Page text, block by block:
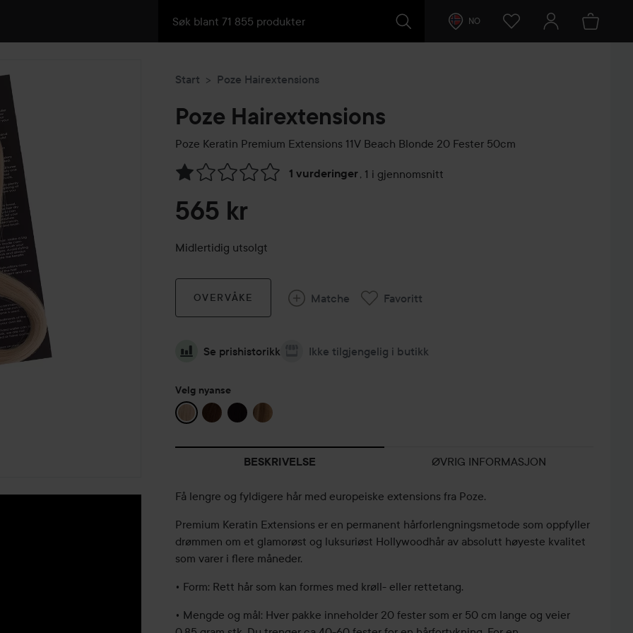
NO
Start Poze Hairextensions
Poze Hairextensions
Poze Keratin Premium Extensions 11V Beach Blonde 20 Fester 50cm
1 vurderinger, 1 i gjennomsnitt
Gå til Vurderinger & anmeldelser
565 kr
Midlertidig utsolgt
OVERVÅKE Matche Favoritt
Se prishistorikk Ikke tilgjengelig i butikk
Velg nyanse
BESKRIVELSE ØVRIG INFORMASJON
Få lengre og fyldigere hår med europeiske extensions fra Poze.
Premium Keratin Extensions er en permanent hårforlengningsmetode som oppfyller
drømmen om et glamorøst og luksuriøst Hollywoodhår av absolutt høyeste kvalitet
som varer i flere måneder.
• Form: Rett hår som kan formes med krøll- eller rettetang.
• Mengde og mål: Hver pakke inneholder 20 fester som er 50 cm lange og veier